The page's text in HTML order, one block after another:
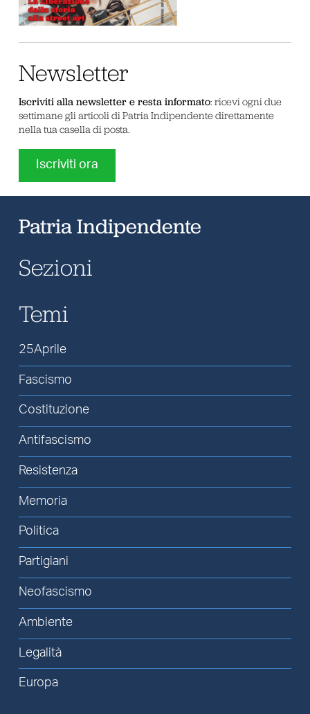
Newsletter
Iscriviti alla newsletter e resta informato: ricevi ogni due
settimane gli articoli di Patria Indipendente direttamente
nella tua casella di posta.
Iscriviti ora
Patria Indipendente
Sezioni
Temi
25Aprile
Fascismo
Costituzione
Antifascismo
Resistenza
Memoria
Politica
Partigiani
Neofascismo
Ambiente
Legalità
Europa